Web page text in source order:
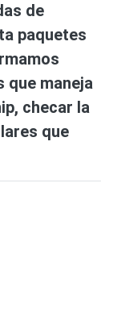
de
paquetes
que maneja
checar la
que